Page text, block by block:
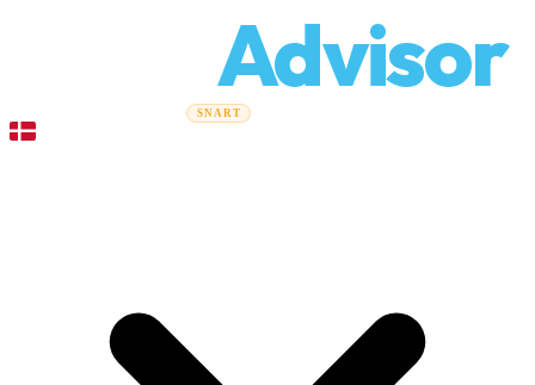
Advisor
Flyttefirmaer SNART